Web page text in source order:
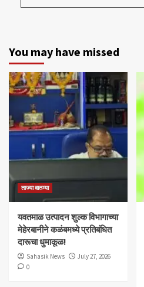
You may have missed
ताज्या बातम्या
यवतमाळ उत्पादन शुल्क विभागाच्या
मेहेरबानीने कळंबमध्ये प्रतिबंधित
दारूचा धुमाकूळ!
Sahasik News
July 27, 2026
0